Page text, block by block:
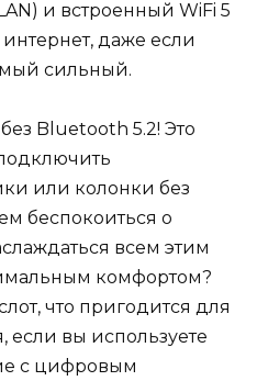
и встроенный WiFi 5
даже если
сильный.
Bluetooth 5.2! Это
или колонки без
беспокоиться о
всем этим
комфортом?
что пригодится для
если вы используете
с цифровым